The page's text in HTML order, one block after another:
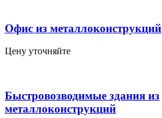
Офис из металлоконструкций
Цену уточняйте
Быстровозводимые здания из
металлоконструкций